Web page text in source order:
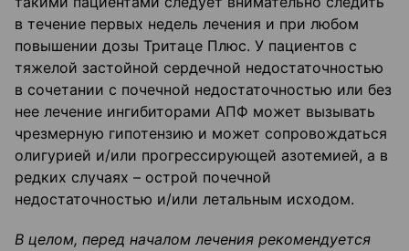
в течение первых недель лечения и при любом
повышении дозы Тритаце Плюс. У пациентов с
тяжелой застойной сердечной недостаточностью
в сочетании с почечной недостаточностью или без
нее лечение ингибиторами АПФ может вызывать
чрезмерную гипотензию и может сопровождаться
олигурией и/или прогрессирующей азотемией, а в
редких случаях – острой почечной
недостаточностью и/или летальным исходом.
В целом, перед началом лечения рекомендуется